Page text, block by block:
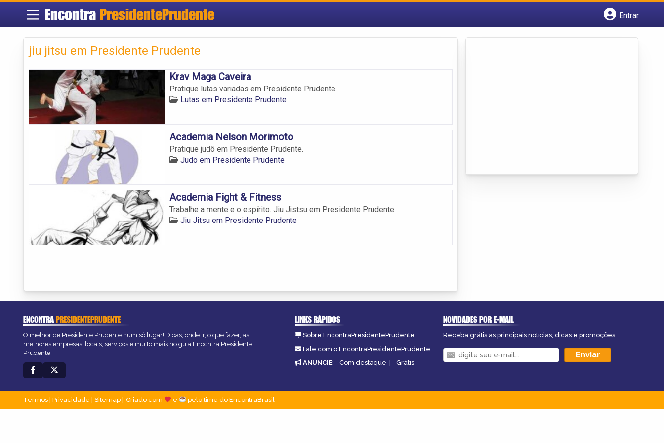
Encontra PresidentePrudente
Entrar
jiu jitsu em Presidente Prudente
Krav Maga Caveira
Pratique lutas variadas em Presidente Prudente.
Lutas em Presidente Prudente
Academia Nelson Morimoto
Pratique judô em Presidente Prudente.
Judo em Presidente Prudente
Academia Fight & Fitness
Trabalhe a mente e o espírito. Jiu Jistsu em Presidente Prudente.
Jiu Jitsu em Presidente Prudente
ENCONTRAPRESIDENTEPRUDENTE
O melhor de Presidente Prudente num só lugar! Dicas, onde ir, o que fazer, as
melhores empresas, locais, serviços e muito mais no guia Encontra Presidente
Prudente.
LINKS RÁPIDOS
Sobre EncontraPresidentePrudente
Fale com o EncontraPresidentePrudente
ANUNCIE: Com destaque | Grátis
NOVIDADES POR E-MAIL
Receba grátis as principais notícias, dicas e promoções
Termos | Privacidade | Sitemap Criado com e pelo time do EncontraBrasil